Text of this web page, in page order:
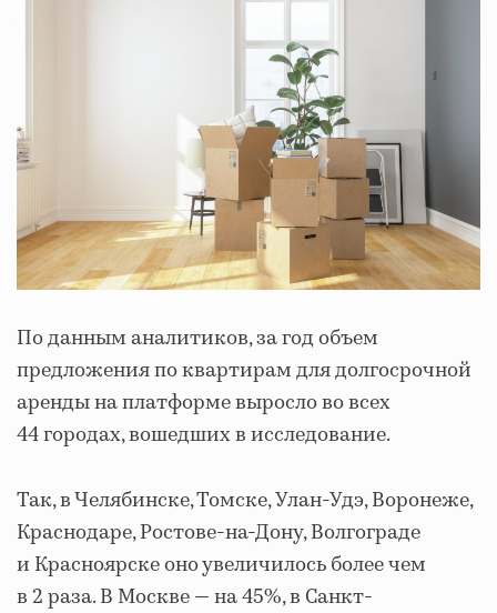
По данным аналитиков, за год объем
предложения по квартирам для долгосрочной
аренды на платформе выросло во всех
44 городах, вошедших в исследование.
Так, в Челябинске, Томске, Улан-Удэ, Воронеже,
Краснодаре, Ростове-на-Дону, Волгограде
и Красноярске оно увеличилось более чем
в 2 раза. В Москве — на 45%, в Санкт-